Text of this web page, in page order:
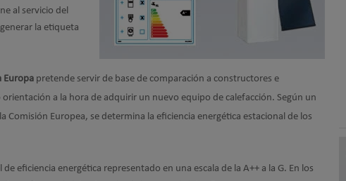
al servicio del
la etiqueta
Europa pretende servir de base de comparación a constructores e
a la hora de adquirir un nuevo equipo de calefacción. Según un
Comisión Europea, se determina la eficiencia energética estacional de los
eficiencia energética representado en una escala de la A++ a la G. En los